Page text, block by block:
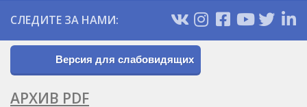
СЛЕДИТЕ ЗА НАМИ:
Версия для слабовидящих
АРХИВ PDF